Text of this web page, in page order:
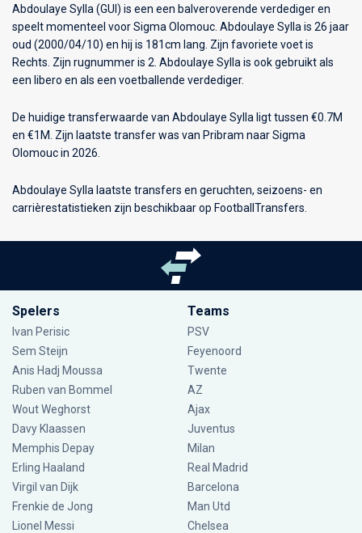
Abdoulaye Sylla (GUI) is een een balveroverende verdediger en
speelt momenteel voorSigma Olomouc . Abdoulaye Sylla is 26 jaar
oud (2000/04/10) en hij is 181cm lang. Zijn favoriete voet is
Rechts. Zijn rugnummer is 2. Abdoulaye Sylla is ook gebruikt als
een libero en als een voetballende verdediger.
De huidige transferwaarde van Abdoulaye Sylla ligt tussen €0.7M
en €1M. Zijn laatste transfer was van Pribram naar Sigma
Olomouc in 2026.
Abdoulaye Sylla laatste transfers en geruchten, seizoens- en
carrièrestatistieken zijn beschikbaar op FootballTransfers.
Spelers
Ivan Perisic
Sem Steijn
Anis Hadj Moussa
Ruben van Bommel
Wout Weghorst
Davy Klaassen
Memphis Depay
Erling Haaland
Virgil van Dijk
Frenkie de Jong
Lionel Messi
Teams
PSV
Feyenoord
Twente
AZ
Ajax
Juventus
Milan
Real Madrid
Barcelona
Man Utd
Chelsea